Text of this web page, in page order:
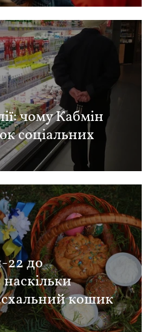
чому Кабмін
соціальних
22 до
кошик